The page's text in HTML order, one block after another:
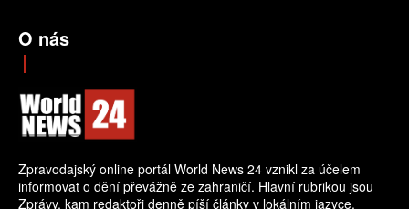
O nás
Zpravodajský online portál World News 24 vznikl za účelem
informovat o dění převážně ze zahraničí. Hlavní rubrikou jsou
Zprávy, kam redaktoři denně píší články v lokálním jazyce.